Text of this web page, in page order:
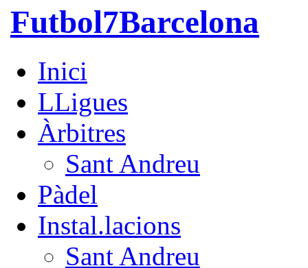
Futbol7Barcelona
Inici
LLigues
Àrbitres
Sant Andreu
Pàdel
Instal.lacions
Sant Andreu